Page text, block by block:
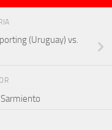
(Uruguay) vs.